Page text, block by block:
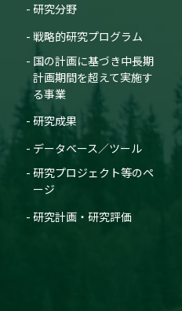
研究分野
戦略的研究プログラム
国の計画に基づき中長期
計画期間を超えて実施す
る事業
研究成果
データベース／ツール
研究プロジェクト等のペ
ージ
研究計画・研究評価